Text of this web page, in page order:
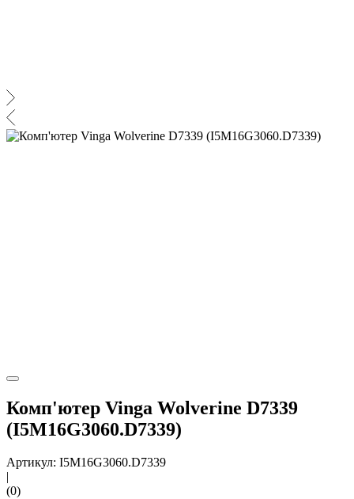
Комп'ютер Vinga Wolverine D7339
(I5M16G3060.D7339)
Артикул: I5M16G3060.D7339
(0)